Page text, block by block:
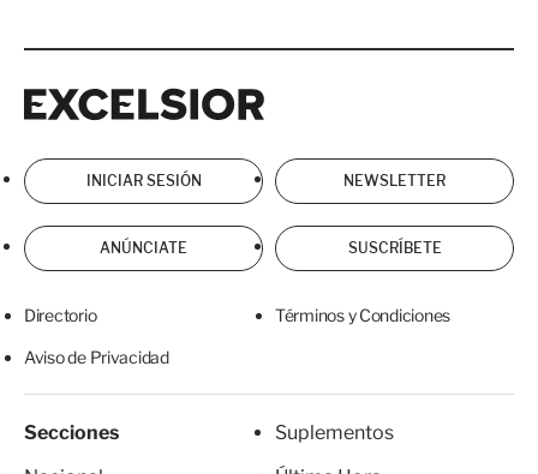
INICIAR SESIÓN NEWSLETTER
ANÚNCIATE SUSCRÍBETE
Directorio Términos y Condiciones
Aviso de Privacidad
Secciones
Suplementos